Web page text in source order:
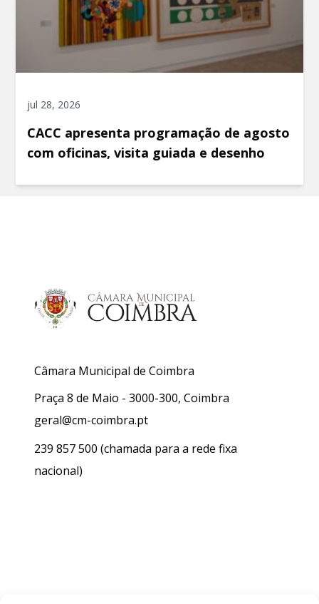
jul 28, 2026
CACC apresenta programação de agosto
com oficinas, visita guiada e desenho
Câmara Municipal de Coimbra
Praça 8 de Maio - 3000-300, Coimbra
geral@cm-coimbra.pt
239 857 500 (chamada para a rede fixa
nacional)